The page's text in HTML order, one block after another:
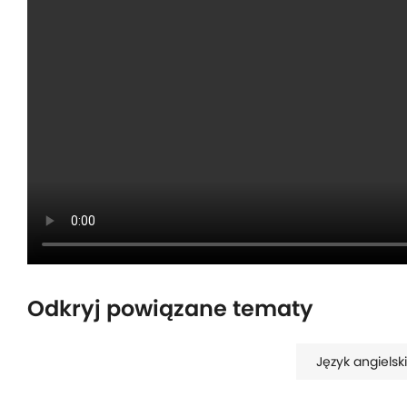
Odkryj powiązane tematy
Język angielski